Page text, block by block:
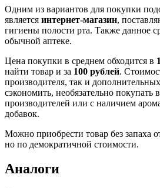
Одним из вариантов для покупки
является интернет-магазин,
гигиены полости рта. Также данное
обычной аптеке.
Цена покупки в среднем обходится в
найти товар и за 100 рублей.
производителя, так и
сэкономить, необязательно покупать
производителей или с наличием
добавок.
Можно приобрести товар без запаха
но по демократичной стоимости.
Аналоги